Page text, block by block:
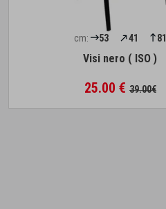
cm: 53 41 81
Visi nero ( ISO )
25.00 € 39.00€